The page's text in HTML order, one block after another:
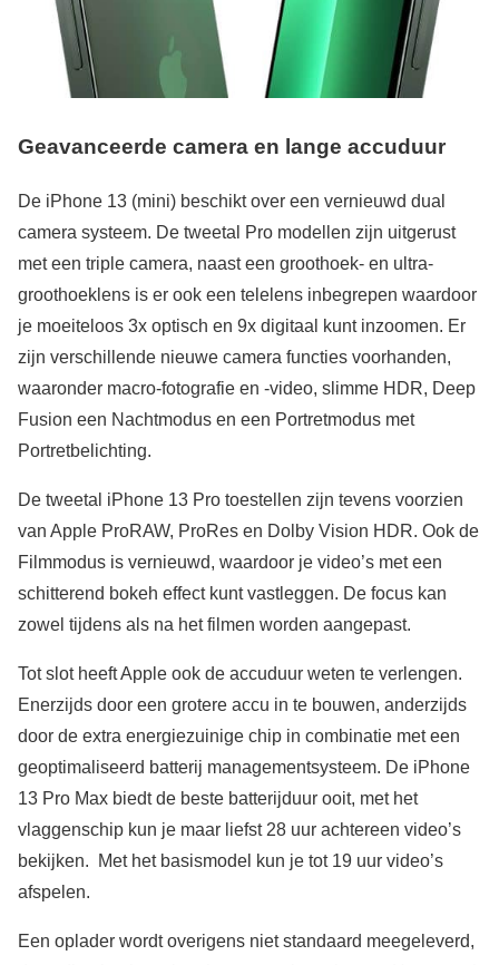
Geavanceerde camera en lange accuduur
De iPhone 13 (mini) beschikt over een vernieuwd dual
camera systeem. De tweetal Pro modellen zijn uitgerust
met een triple camera, naast een groothoek- en ultra-
groothoeklens is er ook een telelens inbegrepen waardoor
je moeiteloos 3x optisch en 9x digitaal kunt inzoomen. Er
zijn verschillende nieuwe camera functies voorhanden,
waaronder macro-fotografie en -video, slimme HDR, Deep
Fusion een Nachtmodus en een Portretmodus met
Portretbelichting.
De tweetal iPhone 13 Pro toestellen zijn tevens voorzien
van Apple ProRAW, ProRes en Dolby Vision HDR. Ook de
Filmmodus is vernieuwd, waardoor je video’s met een
schitterend bokeh effect kunt vastleggen. De focus kan
zowel tijdens als na het filmen worden aangepast.
Tot slot heeft Apple ook de accuduur weten te verlengen.
Enerzijds door een grotere accu in te bouwen, anderzijds
door de extra energiezuinige chip in combinatie met een
geoptimaliseerd batterij managementsysteem. De iPhone
13 Pro Max biedt de beste batterijduur ooit, met het
vlaggenschip kun je maar liefst 28 uur achtereen video’s
bekijken. Met het basismodel kun je tot 19 uur video’s
afspelen.
Een oplader wordt overigens niet standaard meegeleverd,